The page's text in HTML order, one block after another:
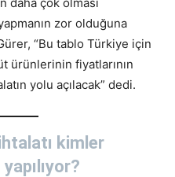
zor olduğuna
“Bu tablo Türkiye için
ürünlerinin fiyatlarının
yolu açılacak” dedi.
kimler